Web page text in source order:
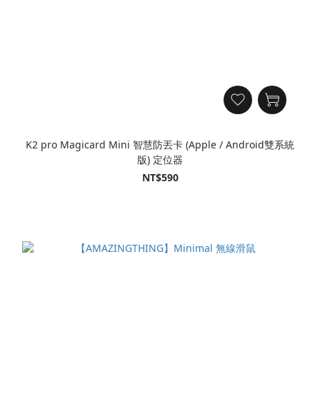
K2 pro Magicard Mini 智慧防丟卡 (Apple / Android雙系統
版) 定位器
NT$590